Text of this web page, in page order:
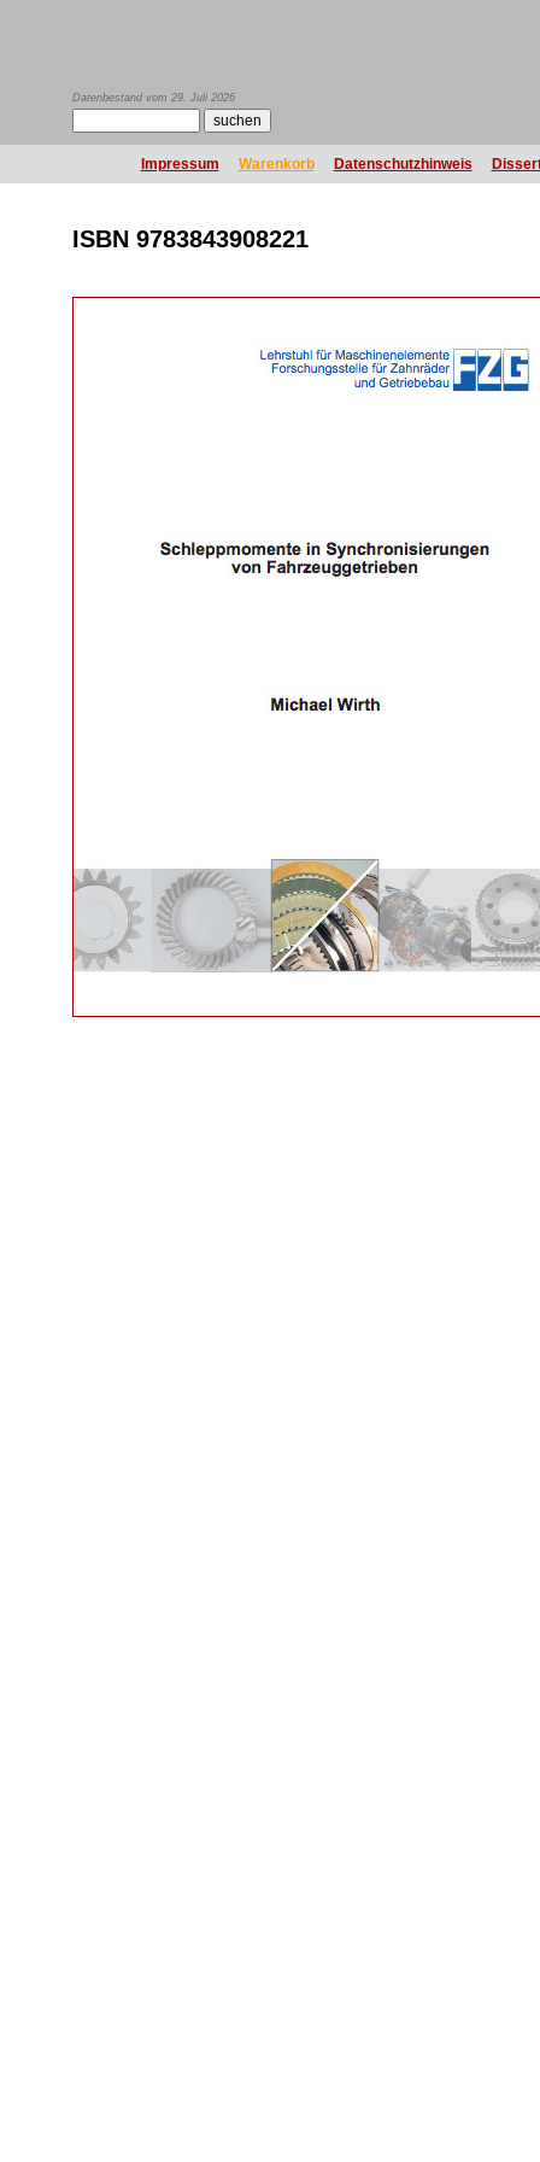
Datenbestand vom 29. Juli 2026
Impressum Warenkorb Datenschutzhinweis
ISBN 9783843908221